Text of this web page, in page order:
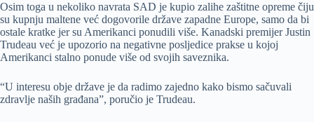
Osim toga u nekoliko navrata SAD je kupio zalihe zaštitne opreme čiju
su kupnju maltene već dogovorile države zapadne Europe, samo da bi
ostale kratke jer su Amerikanci ponudili više. Kanadski premijer Justin
Trudeau već je upozorio na negativne posljedice prakse u kojoj
Amerikanci stalno ponude više od svojih saveznika.
“U interesu obje države je da radimo zajedno kako bismo sačuvali
zdravlje naših građana”, poručio je Trudeau.